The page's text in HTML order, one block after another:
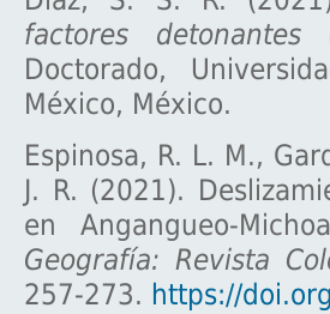
factores
Doctorado,
México, México.
Espinosa, R. L. M.,
J. R. (2021).
en Angangueo-
Geografía: Revista
257-273. https://